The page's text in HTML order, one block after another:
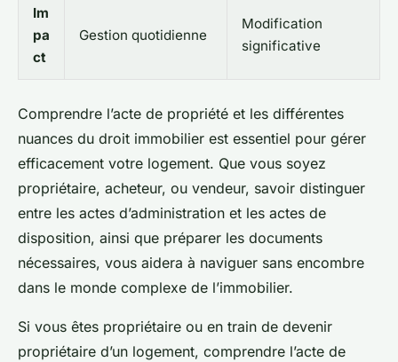
Im
pa
ct
Gestion quotidienne
Modification
significative
Comprendre l’acte de propriété et les différentes
nuances du droit immobilier est essentiel pour gérer
efficacement votre logement. Que vous soyez
propriétaire, acheteur, ou vendeur, savoir distinguer
entre les actes d’administration et les actes de
disposition, ainsi que préparer les documents
nécessaires, vous aidera à naviguer sans encombre
dans le monde complexe de l’immobilier.
Si vous êtes propriétaire ou en train de devenir
propriétaire d’un logement, comprendre l’acte de